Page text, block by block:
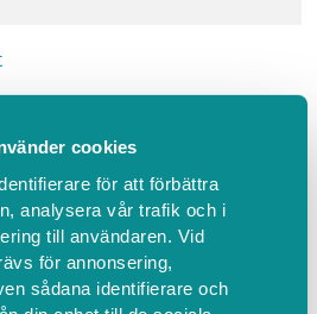
cookies
för att förbättra
analysera vår trafik och i
till användaren. Vid
för annonsering,
sådana identifierare och
- Måla en fin
en drömfika!
med en konstnär.
krävs.